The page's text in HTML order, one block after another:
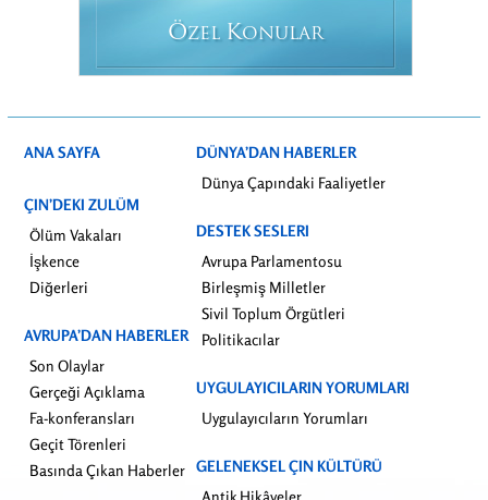
ÖZEL KONULAR
ANA SAYFA
ÇIN’DEKI ZULÜM
Ölüm Vakaları
İşkence
Diğerleri
AVRUPA’DAN HABERLER
Son Olaylar
Gerçeği Açıklama
Fa-konferansları
Geçit Törenleri
Basında Çıkan Haberler
DÜNYA’DAN HABERLER
Dünya Çapındaki Faaliyetler
DESTEK SESLERI
Avrupa Parlamentosu
Birleşmiş Milletler
Sivil Toplum Örgütleri
Politikacılar
UYGULAYICILARIN YORUMLARI
Uygulayıcıların Yorumları
GELENEKSEL ÇIN KÜLTÜRÜ